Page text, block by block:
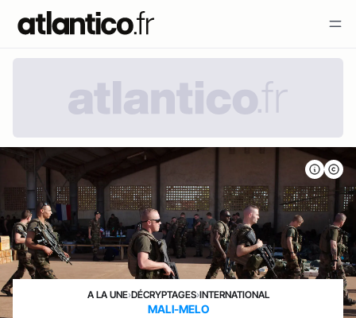
A LA UNE›DÉCRYPTAGES›INTERNATIONAL
MALI-MELO